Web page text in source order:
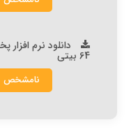
دانلود نرم
64 بیتی
نامشخص